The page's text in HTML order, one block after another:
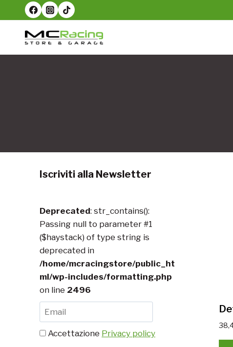
al
contenuto
Iscriviti alla Newsletter
Deprecated: str_contains():
Passing null to parameter #1
($haystack) of type string is
deprecated in
/home/mcracingstore/public_ht
ml/wp-includes/formatting.php
on line 2496
Accettazione Privacy policy